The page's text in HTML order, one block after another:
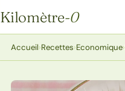
Kilomètre-0
Kilomètre-0
Accueil›Recettes›Economique›